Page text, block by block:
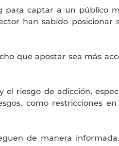
captar a un público
han sabido
que apostar sea más
el riesgo de adicción,
como restricciones
de manera